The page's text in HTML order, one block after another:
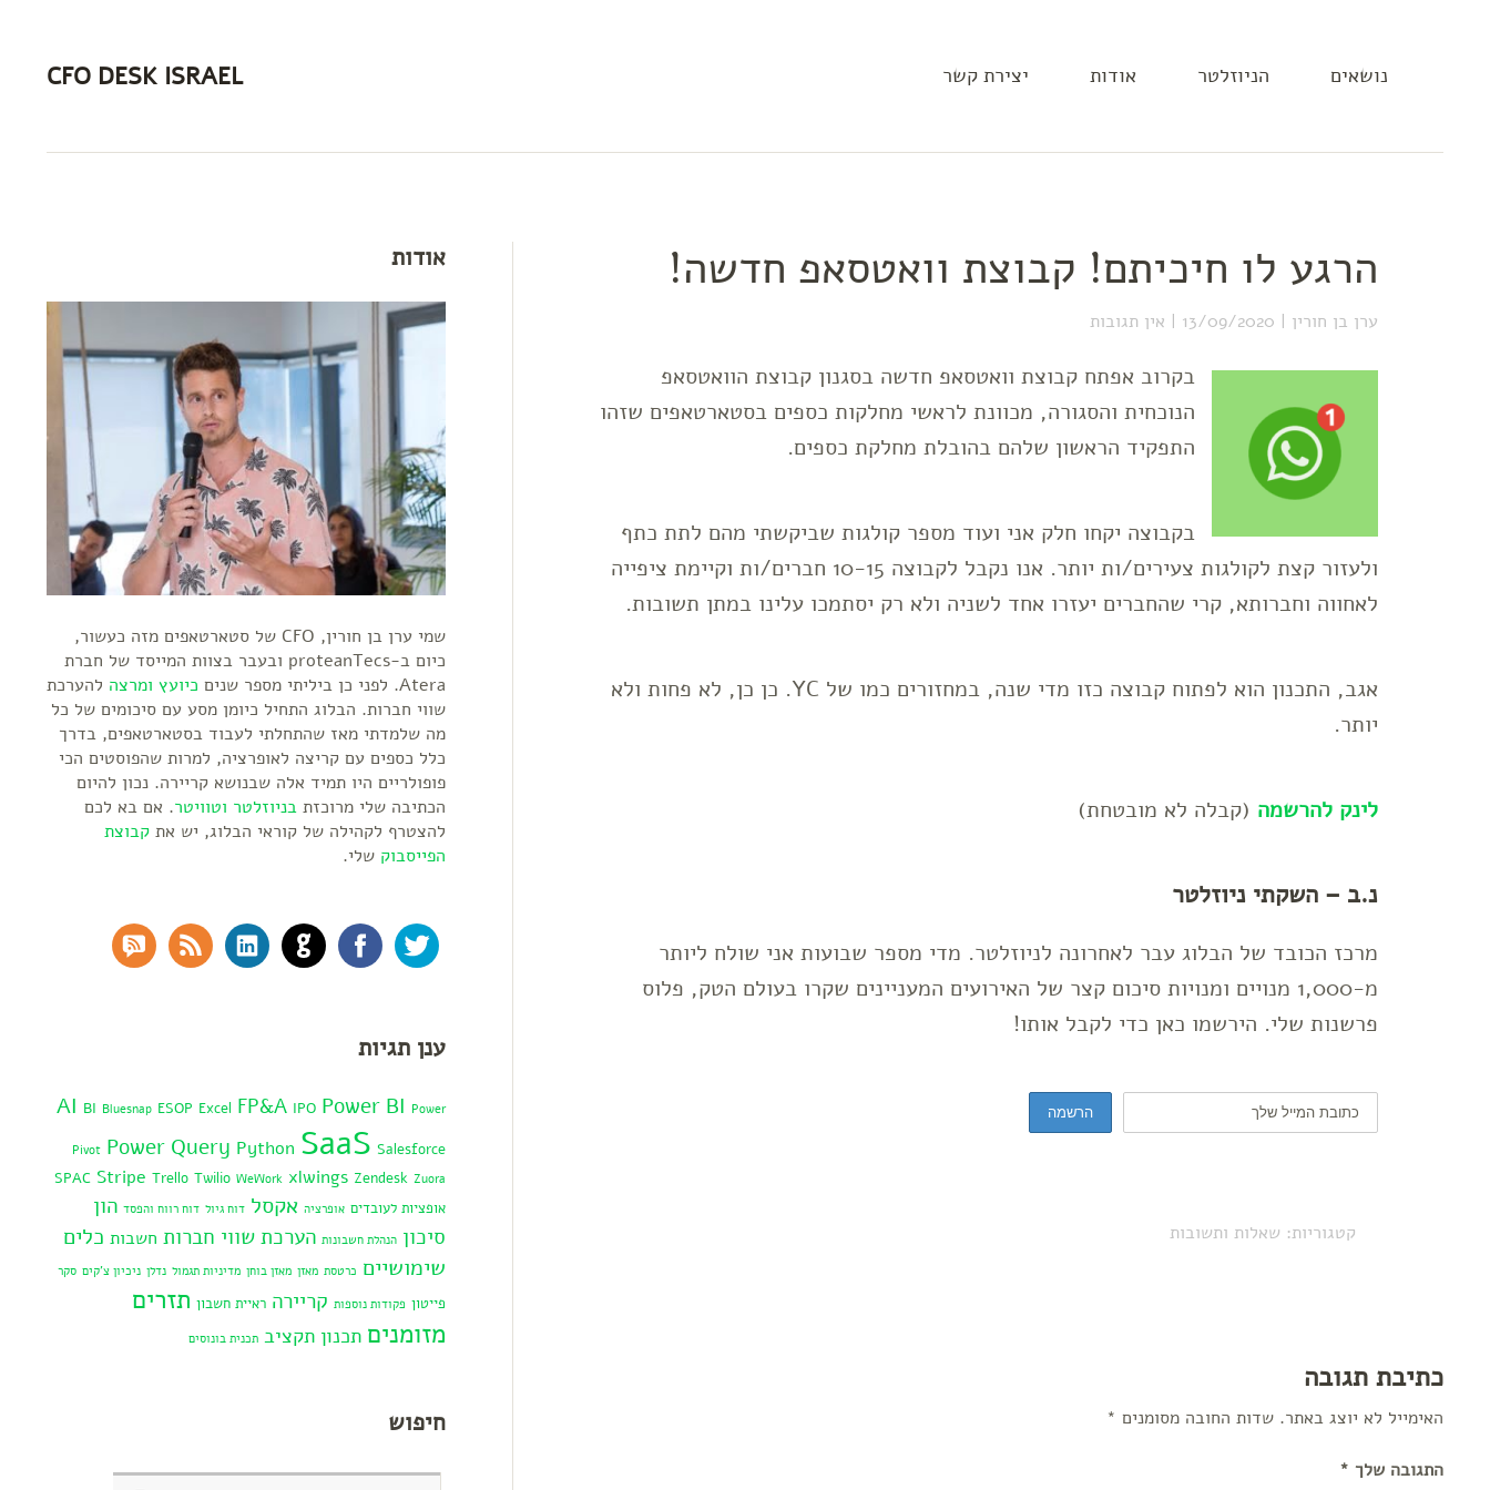
CFO DESK ISRAEL נושאים הניוזלטר אודות יצירת קשר
הרגע לו חיכיתם! קבוצת וואטסאפ חדשה!
ערן בן חורין 13/09/2020 אין תגובות
בקרוב אפתח קבוצת וואטסאפ חדשה בסגנון קבוצת הוואטסאפ
הנוכחית והסגורה, מכוונת לראשי מחלקות כספים בסטארטאפים שזהו
התפקיד הראשון שלהם בהובלת מחלקת כספים.
בקבוצה יקחו חלק אני ועוד מספר קולגות שביקשתי מהם לתת כתף
ולעזור קצת לקולגות צעירים/ות יותר. אנו נקבל לקבוצה 10-15 חברים/ות וקיימת ציפייה
לאחווה וחברותא, קרי שהחברים יעזרו אחד לשניה ולא רק יסתמכו עלינו במתן תשובות.
אגב, התכנון הוא לפתוח קבוצה כזו מדי שנה, במחזורים כמו של YC. כן כן, לא פחות ולא
יותר.
לינק להרשמה (קבלה לא מובטחת)
נ.ב – השקתי ניוזלטר
מרכז הכובד של הבלוג עבר לאחרונה לניוזלטר. מדי מספר שבועות אני שולח ליותר
מ-1,000 מנויים ומנויות סיכום קצר של האירועים המעניינים שקרו בעולם הטק, פלוס
פרשנות שלי. הירשמו כאן כדי לקבל אותו!
קטגוריות: שאלות ותשובות
כתיבת תגובה
האימייל לא יוצג באתר. שדות החובה מסומנים *
התגובה שלך *
אודות
שמי ערן בן חורין, CFO של סטארטאפים מזה כעשור,
כיום ב-proteanTecs ובעבר בצוות המייסד של חברת
Atera. לפני כן ביליתי מספר שנים
כיועץ ומרצה להערכת
שווי חברות. הבלוג התחיל כיומן מסע עם סיכומים של כל
מה שלמדתי מאז שהתחלתי לעבוד בסטארטאפים, בדרך
כלל כספים עם קריצה לאופרציה, למרות שהפוסטים הכי
פופולריים היו תמיד אלה שבנושא קריירה. נכון להיום
הכתיבה שלי מרוכזת בניוזלטר וטוויטר. אם בא לכם
להצטרף לקהילה של קוראי הבלוג, יש את קבוצת
הפייסבוק שלי.
Twitter
Facebook
GitHub
LinkedIn
RSS Feed
ענן תגיות
AI BI Bluesnap ESOP Excel FP&A IPO Power BI Power
Pivot Power Query Python SaaS Salesforce
SPAC Stripe Trello Twilio WeWork xlwings Zendesk Zuora
אופציות לעובדים אופרציה אקסל דוח גיול דוח רווח והפסד הון
סיכון הנהלת חשבונות הערכת שווי חברות חשבות כלים
שימושיים כרטסת מאזן מאזן בוחן מדיניות תגמול נדלן ניכיון צ'קים סקר
פייטון פקודות נוספות קריירה ראיית חשבון תזרים
מזומנים תכנון תקציב תכנית בונוסים
חיפוש